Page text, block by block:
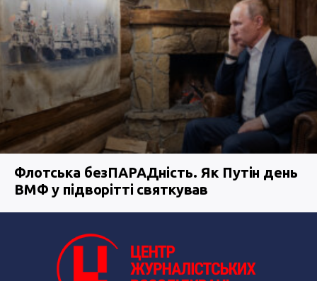
Флотська безПАРАДність. Як Путін день
ВМФ у підворітті святкував